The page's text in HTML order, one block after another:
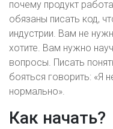
почему продукт
обязаны писать код,
индустрии. Вам не
хотите. Вам нужно
вопросы. Писать
бояться говорить: «Я
нормально».
Как начать?